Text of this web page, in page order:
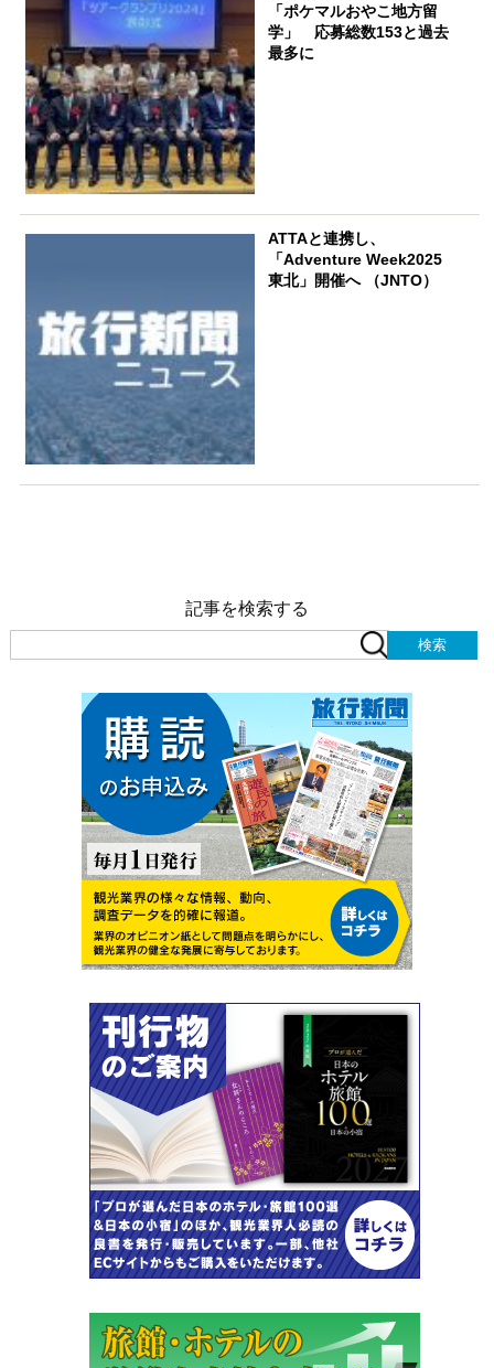
「ポケマルおやこ地方留
学」 応募総数153と過去
最多に
ATTAと連携し、
「Adventure Week2025
東北」開催へ （JNTO）
記事を検索する